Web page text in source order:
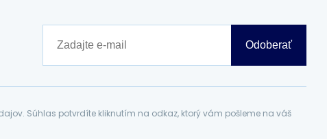
Odoberať
Súhlas potvrdíte kliknutím na odkaz, ktorý vám pošleme na váš